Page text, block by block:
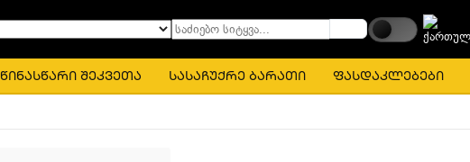
საძიებო სიტყვა...
წინასწარი შეკვეთა სასაჩუქრე ბარათი ფასდაკლებები